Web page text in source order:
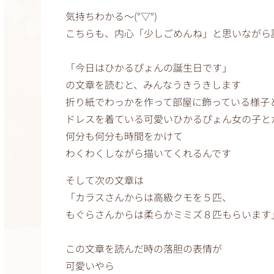
気持ちわかる〜(°▽°)
こちらも、内心「少しごめんね」と思いなが
「今日はひかるぴょんの誕生日です」
の文章を読むと、みんなうきうきします
折り紙でわっかを作って部屋に飾っている様子
ドレスを着ている可愛いひかるぴょん女の子と
何分も何分も時間をかけて
わくわくしながら描いてくれるんです
そして次の文章は
「カラスさんからは高級クモを５匹、
もぐらさんからは柔らかミミズ８匹もらいます」
この文章を読んだ時の落胆の表情が
可愛いやら